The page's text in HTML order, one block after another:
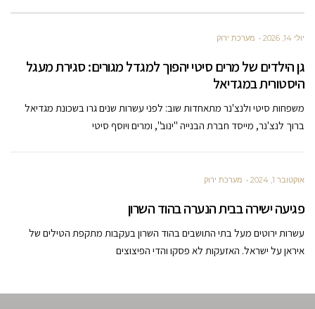
יולי 14, 2026 מערכת ירוק
גן הילדים של מרים סיטי יהפוך למגדל מגורים: סגירת מעגל
היסטורית במגדיאל
משפחות סיטי ולנצ'נר מתאחדות שוב: לפני עשרות שנים גרו בשכונת מגדיאל
ברוך לנצ'נר, מייסד חברת הבנייה "ינוב", ומרים ויוסף סיטי
אוקטובר 1, 2024 מערכת ירוק
פגיעה ישירה בבית הנערה בהוד השרון
עשרות ירוטים מעל בתי התושבים בהוד השרון בעקבות מתקפת הטילים של
איראן על ישראל. האזעקות לא פסקו והדי הפיצוצים